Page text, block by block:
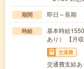
期間 即日～長期
時給
基本時給
あり） 【月
交通費
交通費支給あ